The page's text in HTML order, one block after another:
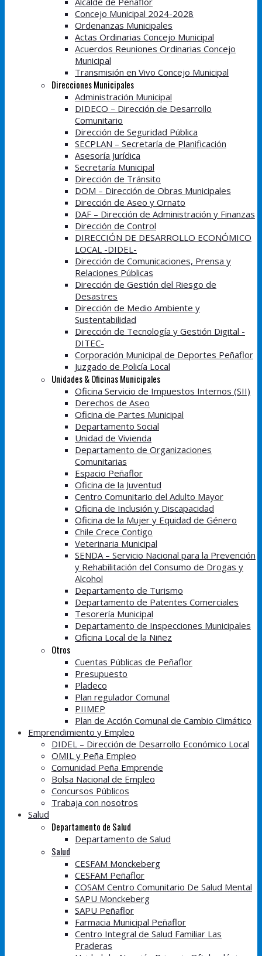
Concejo Municipal 2024-2028
Ordenanzas Municipales
Actas Ordinarias Concejo Municipal
Acuerdos Reuniones Ordinarias Concejo
Municipal
Transmisión en Vivo Concejo Municipal
Direcciones Municipales
Administración Municipal
DIDECO – Dirección de Desarrollo
Comunitario
Dirección de Seguridad Pública
SECPLAN – Secretaría de Planificación
Asesoría Jurídica
Secretaría Municipal
Dirección de Tránsito
DOM – Dirección de Obras Municipales
Dirección de Aseo y Ornato
DAF – Dirección de Administración y Finanzas
Dirección de Control
DIRECCIÓN DE DESARROLLO ECONÓMICO
LOCAL -DIDEL-
Dirección de Comunicaciones, Prensa y
Relaciones Públicas
Dirección de Gestión del Riesgo de
Desastres
Dirección de Medio Ambiente y
Sustentabilidad
Dirección de Tecnología y Gestión Digital -
DITEC-
Corporación Municipal de Deportes Peñaflor
Juzgado de Policía Local
Unidades & Oficinas Municipales
Oficina Servicio de Impuestos Internos (SII)
Derechos de Aseo
Oficina de Partes Municipal
Departamento Social
Unidad de Vivienda
Departamento de Organizaciones
Comunitarias
Espacio Peñaflor
Oficina de la Juventud
Centro Comunitario del Adulto Mayor
Oficina de Inclusión y Discapacidad
Oficina de la Mujer y Equidad de Género
Chile Crece Contigo
Veterinaria Municipal
SENDA – Servicio Nacional para la Prevención
y Rehabilitación del Consumo de Drogas y
Alcohol
Departamento de Turismo
Departamento de Patentes Comerciales
Tesorería Municipal
Departamento de Inspecciones Municipales
Oficina Local de la Niñez
Otros
Cuentas Públicas de Peñaflor
Presupuesto
Pladeco
Plan regulador Comunal
PIIMEP
Plan de Acción Comunal de Cambio Climático
Emprendimiento y Empleo
DIDEL – Dirección de Desarrollo Económico Local
OMIL y Peña Empleo
Comunidad Peña Emprende
Bolsa Nacional de Empleo
Concursos Públicos
Trabaja con nosotros
Salud
Departamento de Salud
Departamento de Salud
Salud
CESFAM Monckeberg
CESFAM Peñaflor
COSAM Centro Comunitario De Salud Mental
SAPU Monckeberg
SAPU Peñaflor
Farmacia Municipal Peñaflor
Centro Integral de Salud Familiar Las
Praderas